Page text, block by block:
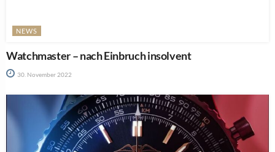
NEWS
Watchmaster – nach Einbruch insolvent
30. November 2022